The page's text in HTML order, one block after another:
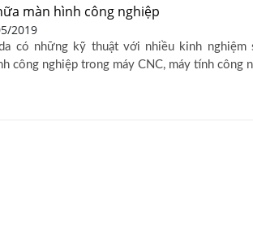
màn hình công nghiệp
2019
có những kỹ thuật với nhiều kinh nghiệm
công nghiệp trong máy CNC, máy tính công